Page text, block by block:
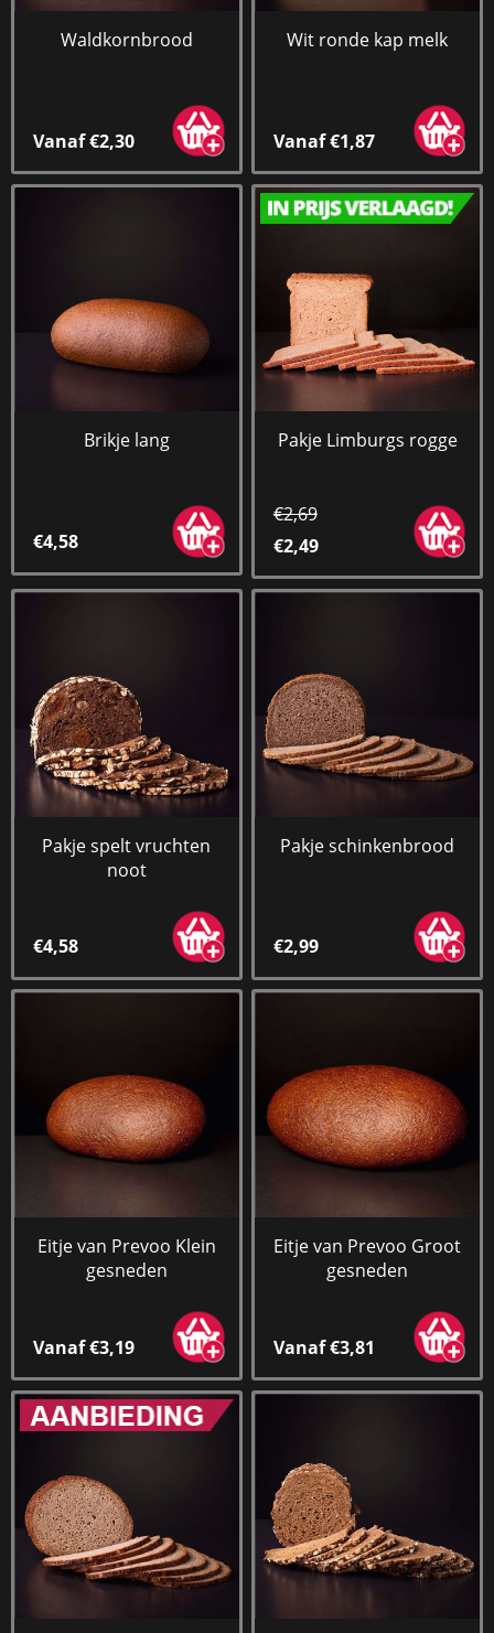
Waldkornbrood
Vanaf €2,30
Wit ronde kap melk
Vanaf €1,87
Brikje lang
€4,58
Pakje Limburgs rogge
€2,69
€2,49
Pakje spelt vruchten
noot
€4,58
Pakje schinkenbrood
€2,99
Eitje van Prevoo Klein
gesneden
Vanaf €3,19
Eitje van Prevoo Groot
gesneden
Vanaf €3,81